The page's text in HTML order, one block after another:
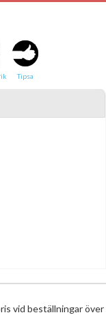
Tipsa
vid beställningar över